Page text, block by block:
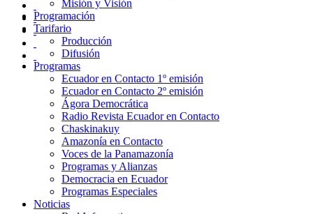
Misión y Visión
Programación
Tarifario
Producción
Difusión
Programas
Ecuador en Contacto 1º emisión
Ecuador en Contacto 2º emisión
Ágora Democrática
Radio Revista Ecuador en Contacto
Chaskinakuy
Amazonía en Contacto
Voces de la Panamazonía
Programas y Alianzas
Democracia en Ecuador
Programas Especiales
Noticias